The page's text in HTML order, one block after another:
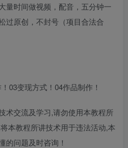
量时间做视频，配音，五分钟一
过原创，不封号（项目合法合
03变现方式！04作品制作！
术交流及学习,请勿使用本教程所
本教程所讲技术用于违法活动,本
的问题及时咨询！